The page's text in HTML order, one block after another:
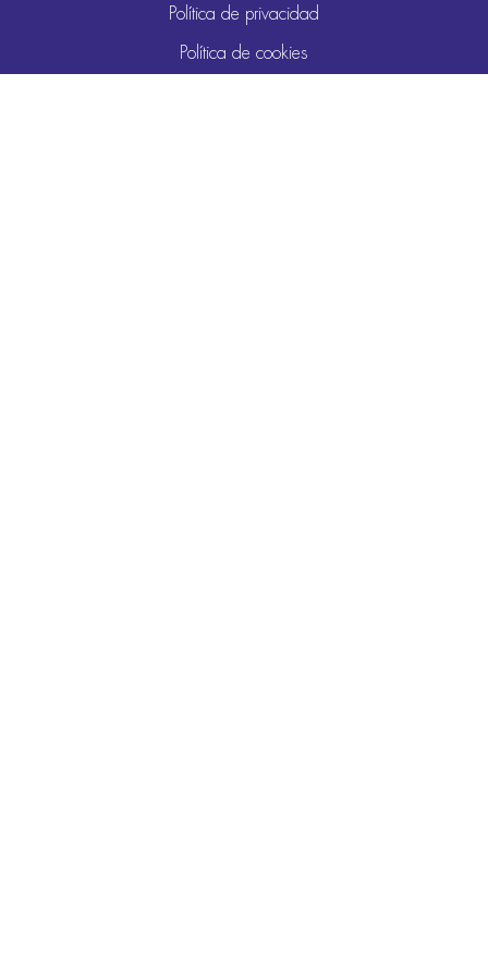
Política de privacidad
Política de cookies